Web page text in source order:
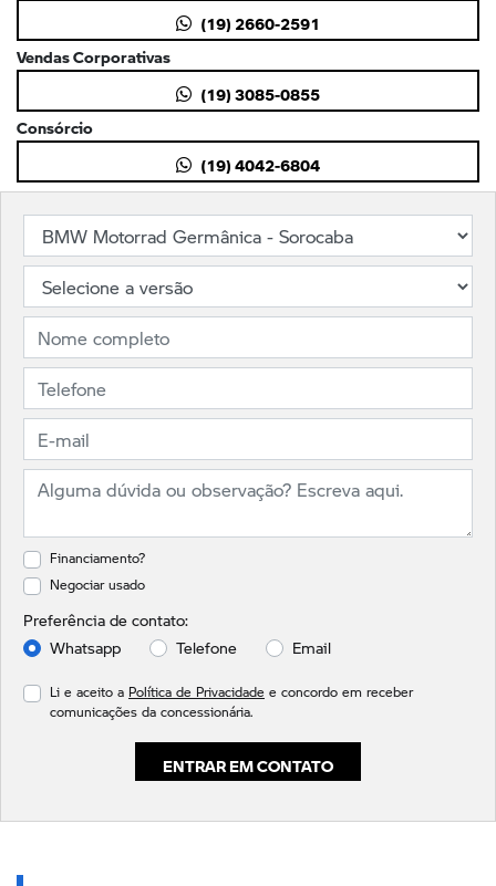
Financiamento?
Negociar usado
Preferência de contato:
Whatsapp
Telefone Email
Li e aceito a Política de Privacidade e concordo em receber
comunicações da concessionária.
ENTRAR EM CONTATO
(19) 2660-2591
Vendas Corporativas
(19) 3085-0855
Consórcio
(19) 4042-6804